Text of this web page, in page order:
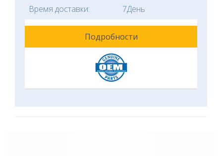
Время доставки:
7День
Подробности